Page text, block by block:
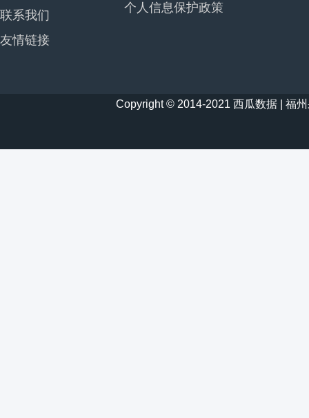
联系我们
友情链接
个人信息保护政策
Copyright © 2014-2021 西瓜数据 | 福